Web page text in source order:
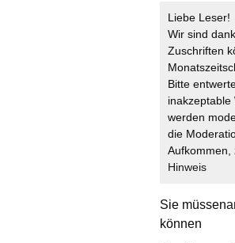
Liebe Leser!
Wir sind
Zuschriften
Bitte
inakzeptable
werden
die
Aufkommen,
Hinweis
Sie müssen
können